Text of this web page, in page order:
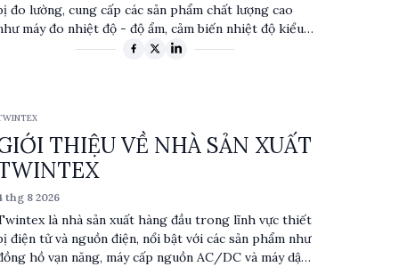
đo lường, cung cấp các sản phẩm chất lượng cao
máy đo nhiệt độ - độ ẩm, cảm biến nhiệt độ kiểu
và đồng hồ vạn năng cầm tay. Với độ chính xác và độ
khẳng định vị thế trên thị trường toàn cầu.
THIỆU VỀ NHÀ SẢN XUẤT
thg 8 2026
là nhà sản xuất hàng đầu trong lĩnh vực thiết
điện tử và nguồn điện, nổi bật với các sản phẩm như
hồ vạn năng, máy cấp nguồn AC/DC và máy dập